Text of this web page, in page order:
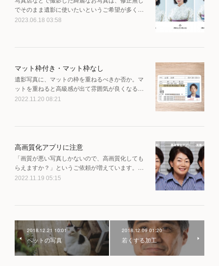
でそのまま遺影に使いたいというご希望が多く…
2023.06.18 03:58
マット枠付き・マット枠なし
遺影写真に、マットの枠を重ねるべきか否か。マ
ットを重ねると高級感が出て雰囲気が良くなる…
2022.11.20 08:21
高画質化アプリに注意
「画質が悪い写真しかないので、高画質化しても
らえますか？」というご依頼が増えています。…
2022.11.19 05:15
2018.12.21 10:01
ペットの写真
2018.12.09 01:20
若くする加工